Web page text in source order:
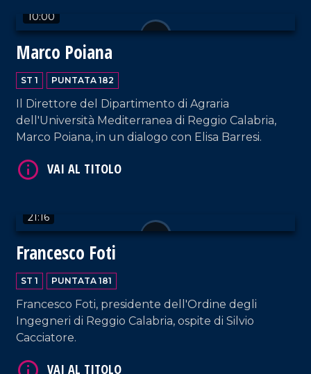
10:00
Marco Poiana
ST 1 PUNTATA 182
Il Direttore del Dipartimento di Agraria
dell'Università Mediterranea di Reggio Calabria,
Marco Poiana, in un dialogo con Elisa Barresi.
21:16
Francesco Foti
ST 1 PUNTATA 181
Francesco Foti, presidente dell'Ordine degli
Ingegneri di Reggio Calabria, ospite di Silvio
Cacciatore.
VAI AL TITOLO
VAI AL TITOLO